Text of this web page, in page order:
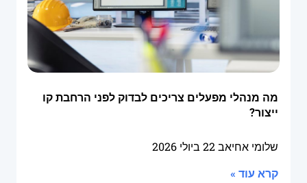
מה מנהלי מפעלים צריכים לבדוק לפני הרחבת קו
ייצור?
שלומי אחיאב22 ביולי 2026
קרא עוד »